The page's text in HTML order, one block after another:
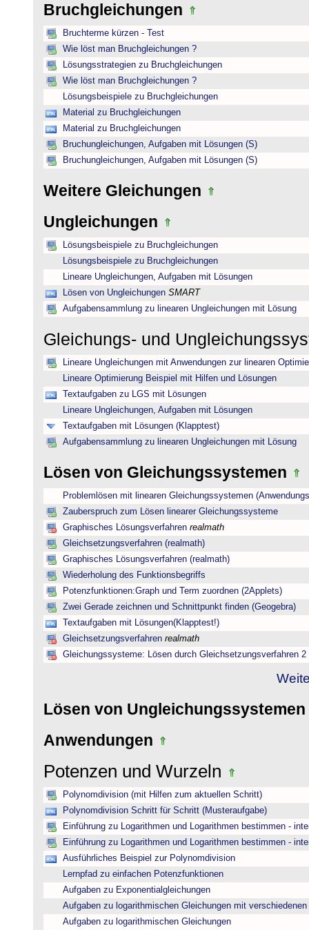
Bruchgleichungen
Bruchterme kürzen - Test
Wie löst man Bruchgleichungen ?
Lösungsstrategien zu Bruchgleichungen
Wie löst man Bruchgleichungen ?
Lösungsbeispiele zu Bruchgleichungen
Material zu Bruchgleichungen
Material zu Bruchgleichungen
Bruchungleichungen, Aufgaben mit Lösungen (S)
Bruchungleichungen, Aufgaben mit Lösungen (S)
Weitere Gleichungen
Ungleichungen
Lösungsbeispiele zu Bruchgleichungen
Lösungsbeispiele zu Bruchgleichungen
Lineare Ungleichungen, Aufgaben mit Lösungen
Lösen von Ungleichungen SMART
Aufgabensammlung zu linearen Ungleichungen mit Lösung
Gleichungs- und
Lineare Ungleichungen mit Anwendungen zur linearen
Lineare Optimierung Beispiel mit Hilfen und Lösungen
Textaufgaben zu LGS mit Lösungen
Lineare Ungleichungen, Aufgaben mit Lösungen
Textaufgaben mit Lösungen (Klapptest)
Aufgabensammlung zu linearen Ungleichungen mit Lösung
Lösen von Gleichungssystemen
Problemlösen mit linearen Gleichungssystemen
Zauberspruch zum Lösen linearer Gleichungssysteme
Graphisches Lösungsverfahren realmath
Gleichsetzungsverfahren (realmath)
Graphisches Lösungsverfahren (realmath)
Wiederholung des Funktionsbegriffs
Potenzfunktionen:Graph und Term zuordnen (2Applets)
Zwei Gerade zeichnen und Schnittpunkt finden (Geogebra)
Textaufgaben mit Lösungen(Klapptest!)
Gleichsetzungsverfahren realmath
Gleichungssysteme: Lösen durch Gleichsetzungsverfahren 2
Lösen von Ungleichungssystemen
Anwendungen
Potenzen und Wurzeln
Polynomdivision (mit Hilfen zum aktuellen Schritt)
Polynomdivision Schritt für Schritt (Musteraufgabe)
Einführung zu Logarithmen und Logarithmen bestimmen -
Einführung zu Logarithmen und Logarithmen bestimmen -
Ausführliches Beispiel zur Polynomdivision
Lernpfad zu einfachen Potenzfunktionen
Aufgaben zu Exponentialgleichungen
Aufgaben zu logarithmischen Gleichungen mit verschiedenen
Aufgaben zu logarithmischen Gleichungen